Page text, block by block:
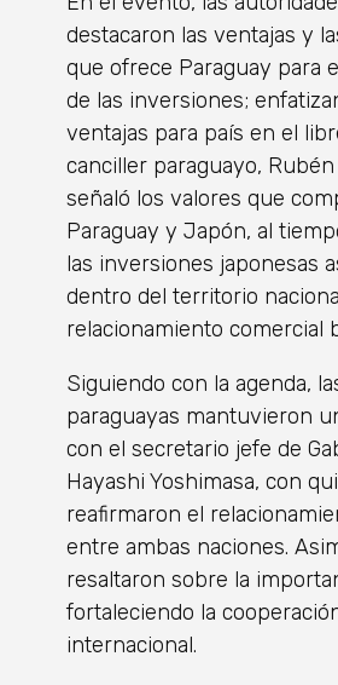
destacaron las ventajas y
que ofrece Paraguay para
de las inversiones;
ventajas para país en el
canciller paraguayo,
señaló los valores que
Paraguay y Japón, al
las inversiones japonesas
dentro del territorio
relacionamiento comercial
Siguiendo con la agenda,
paraguayas mantuvieron
con el secretario jefe de
Hayashi Yoshimasa, con
reafirmaron el
entre ambas naciones.
resaltaron sobre la
fortaleciendo la
internacional.